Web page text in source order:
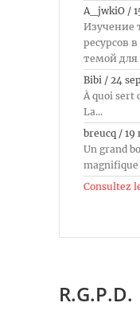
A_jwkiO /
Изучение
ресурсов
темой для
Bibi / 24
À quoi sert
La...
breucq / 19
Un grand
magnifique
Consultez
R.G.P.D.